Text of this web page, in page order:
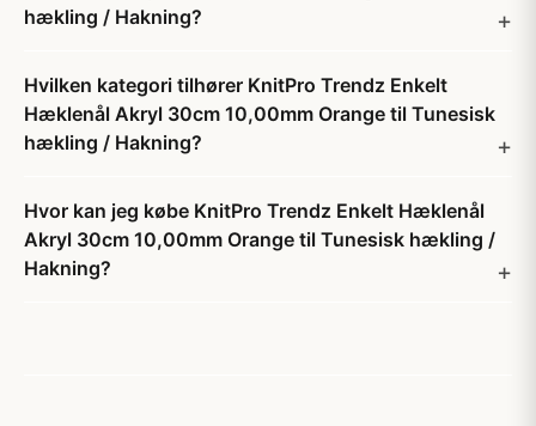
hækling / Hakning?
Hvilken kategori tilhører KnitPro Trendz Enkelt
Hæklenål Akryl 30cm 10,00mm Orange til Tunesisk
hækling / Hakning?
Hvor kan jeg købe KnitPro Trendz Enkelt Hæklenål
Akryl 30cm 10,00mm Orange til Tunesisk hækling /
Hakning?